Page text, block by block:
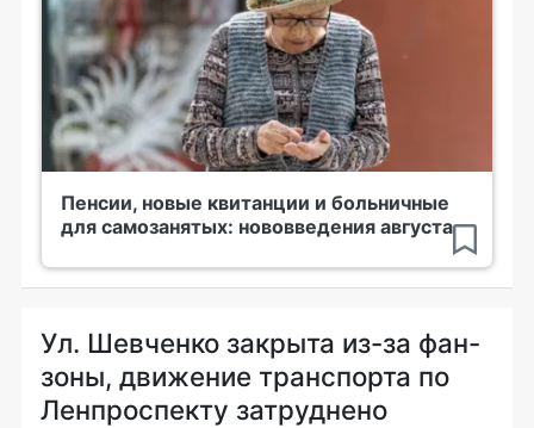
Пенсии, новые квитанции и больничные
для самозанятых: нововведения августа
Ул. Шевченко закрыта из-за фан-
зоны, движение транспорта по
Ленпроспекту затруднено